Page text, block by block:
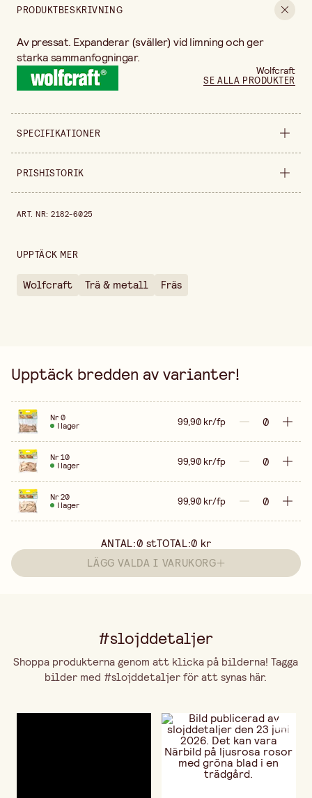
PRODUKTBESKRIVNING
Av pressat. Expanderar (sväller) vid limning och ger
starka sammanfogningar.
Wolfcraft
SE ALLA PRODUKTER
SPECIFIKATIONER
Produktvariant nr 0
Höjd
PRISHISTORIK
ART. NR:2182-6025
UPPTÄCK MER
Wolfcraft Trä & metall Fräs
Upptäck bredden av varianter!
Nr 0
I lager 99,90 kr/fp
Nr 10
I lager 99,90 kr/fp
Nr 20
I lager 99,90 kr/fp
ANTAL:0 stTOTAL:0 kr
LÄGG VALDA I VARUKORG
#slojddetaljer
Shoppa produkterna genom att klicka på bilderna! Tagga
bilder med #slojddetaljer för att synas här.